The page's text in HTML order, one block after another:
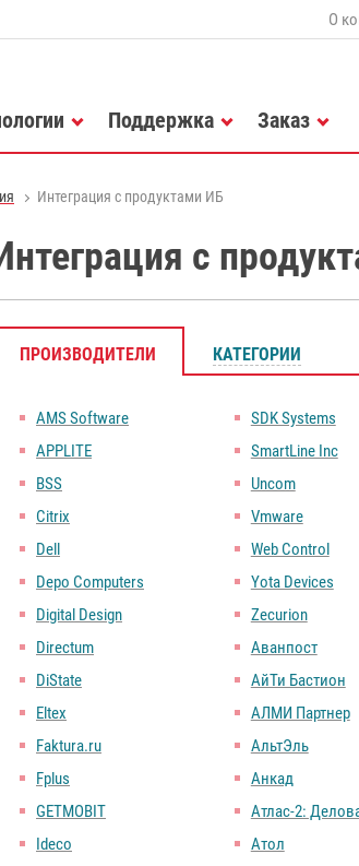
О
Поддержка Заказ
Интеграция с продуктами ИБ
с
ПРОИЗВОДИТЕЛИ КАТЕГОРИИ
AMS Software
APPLITE
BSS
Citrix
Dell
Depo Computers
Digital Design
Directum
DiState
Eltex
Faktura.ru
Fplus
GETMOBIT
Ideco
SDK Systems
SmartLine Inc
Uncom
Vmware
Web Control
Yota Devices
Zecurion
Аванпост
АйТи Бастион
АЛМИ Партнер
АльтЭль
Анкад
Атлас-2:
Атол